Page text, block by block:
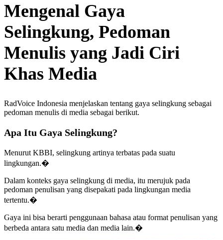
Mengenal Gaya
Selingkung, Pedoman
Menulis yang Jadi Ciri
Khas Media
RadVoice Indonesia menjelaskan tentang gaya selingkung sebagai
pedoman menulis di media sebagai berikut.
Apa Itu Gaya Selingkung?
Menurut KBBI, selingkung artinya terbatas pada suatu
lingkungan.�
Dalam konteks gaya selingkung di media, itu merujuk pada
pedoman penulisan yang disepakati pada lingkungan media
tertentu.�
Gaya ini bisa berarti penggunaan bahasa atau format penulisan yang
berbeda antara satu media dan media lain.�